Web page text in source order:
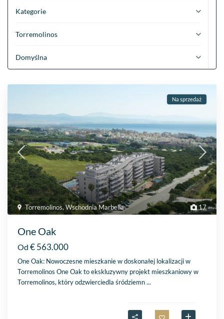
Kategorie
Torremolinos
Domyślna
17
Torremolinos,Wschodnia Marbella
Na sprzedaż
One Oak
Od € 563.000
One Oak: Nowoczesne mieszkanie w doskonałej lokalizacji w
Torremolinos One Oak to ekskluzywny projekt mieszkaniowy w
Torremolinos, który odzwierciedla śródziemn...